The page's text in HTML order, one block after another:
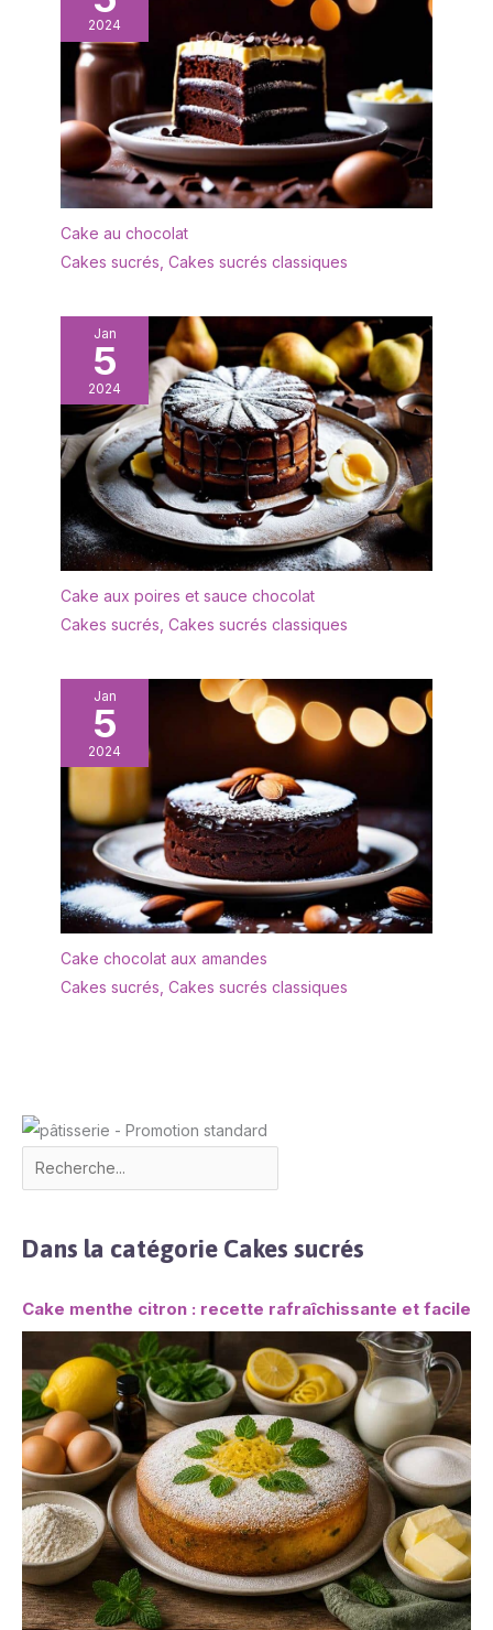
2024
Cake au chocolat
Cakes sucrés Cakes sucrés classiques
Jan
5
2024
Cake aux poires et sauce chocolat
Cakes sucrés Cakes sucrés classiques
Jan
5
2024
Cake chocolat aux amandes
Cakes sucrés Cakes sucrés classiques
Dans la catégorie Cakes sucrés
Cake menthe citron : recette rafraîchissante et facile